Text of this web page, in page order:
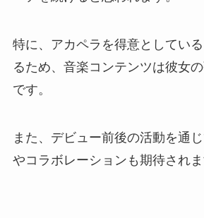
特に、アカペラを得意としてい
るため、音楽コンテンツは彼女
です。
また、デビュー前後の活動を通
やコラボレーションも期待されま